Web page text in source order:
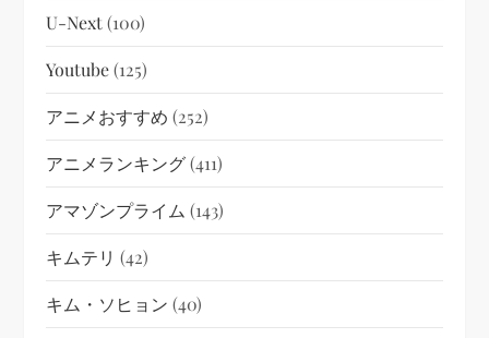
U-Next(100)
Youtube(125)
アニメおすすめ (252)
アニメランキング(411)
アマゾンプライム (143)
キムテリ (42)
キム・ソヒョン (40)